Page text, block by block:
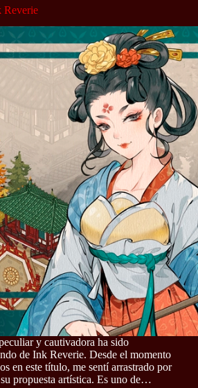
Reverie
y cautivadora ha sido
de Ink Reverie. Desde el momento
en este título, me sentí arrastrado por
propuesta artística. Es uno de…